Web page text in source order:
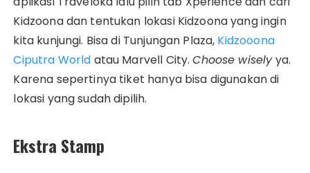
Kidzoona dan tentukan lokasi Kidzoona yang ingin
kita kunjungi. Bisa di Tunjungan Plaza, Kidzooona
Ciputra World atau Marvell City.Choose wiselyya.
Karena sepertinya tiket hanya bisa digunakan di
lokasi yang sudah dipilih.
Ekstra Stamp